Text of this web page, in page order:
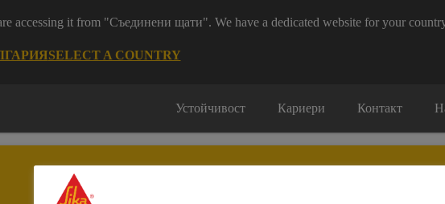
accessing it from "Съединени щати". We have a dedicated website for your
SELECT A COUNTRY
Устойчивост Кариери Контакт